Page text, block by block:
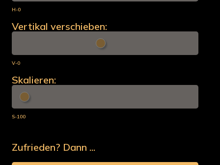
H-0
Vertikal verschieben:
V-0
Skalieren:
S-100
Zufrieden? Dann ...